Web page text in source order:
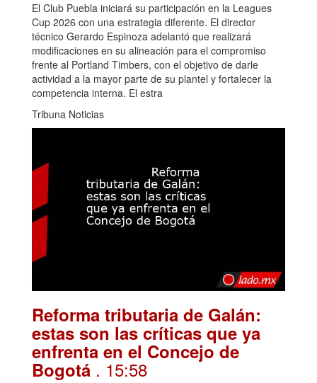
El Club Puebla iniciará su participación en la Leagues
Cup 2026 con una estrategia diferente. El director
técnico Gerardo Espinoza adelantó que realizará
modificaciones en su alineación para el compromiso
frente al Portland Timbers, con el objetivo de darle
actividad a la mayor parte de su plantel y fortalecer la
competencia interna. El estra
Tribuna Noticias
Reforma tributaria de Galán:
estas son las críticas que ya
enfrenta en el Concejo de
Bogotá . 15:58